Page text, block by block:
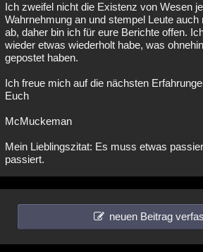
Ich zweifel nicht die Existenz von Wesen
Wahrnehmung an und stempel Leute
ab, daher bin ich für eure Berichte offen.
wieder etwas wiederholt habe, was
gepostet haben.
Ich freue mich auf die nächsten
Euch
McMuckeman
Mein Lieblingszitat: Es muss etwas
passiert.
neuen Beitrag